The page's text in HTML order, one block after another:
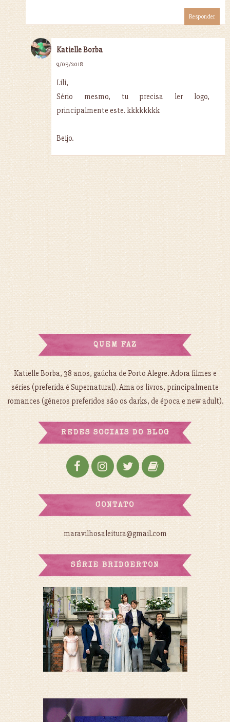
Responder
Katielle Borba
9/05/2018
Lili,
Sério mesmo, tu precisa ler logo,
principalmente este. kkkkkkkk
Beijo.
QUEM FAZ
Katielle Borba, 38 anos, gaúcha de Porto Alegre. Adora filmes e
séries (preferida é Supernatural). Ama os livros, principalmente
romances (gêneros preferidos são os darks, de época e new adult).
REDES SOCIAIS DO BLOG
CONTATO
maravilhosaleitura@gmail.com
SÉRIE BRIDGERTON